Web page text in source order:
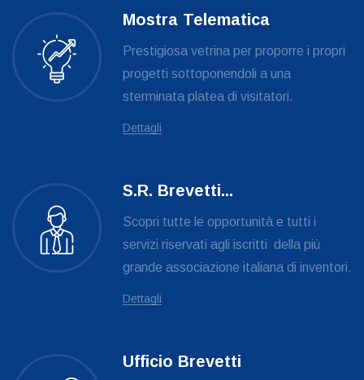
Mostra Telematica
Prestigiosa vetrina per proporre i propri
progetti sottoponendoli a una
sterminata platea di visitatori.
Dettagli
S.R. Brevetti...
Scopri tutte le opportunità e tutti i
servizi riservati agli iscritti della più
grande associazione italiana di inventori.
Dettagli
Ufficio Brevetti